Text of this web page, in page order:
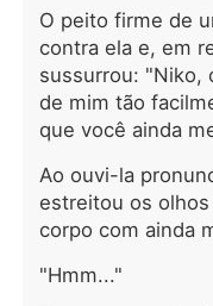
O peito firme de
contra ela e, em
sussurrou: "Niko,
de mim tão
que você ainda
Ao ouvi-la
estreitou os
corpo com ainda
"Hmm..."